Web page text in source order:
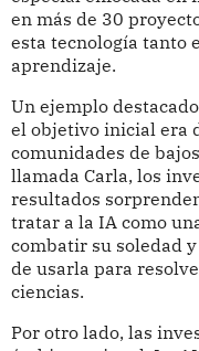
en más de 30
esta tecnología tanto
aprendizaje.
Un ejemplo
el objetivo inicial era
comunidades de
llamada Carla, los
resultados
tratar a la IA como
combatir su soledad
de usarla para
ciencias.
Por otro lado, las